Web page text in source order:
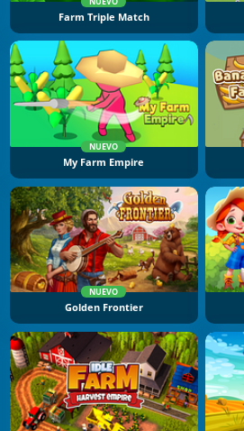
Farm Triple Match
NUEVO
My Farm Empire
NUEVO
Golden Frontier